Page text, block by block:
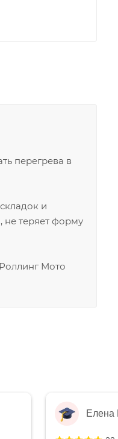
перегрева в
и
не теряет форму
Мото
Елена